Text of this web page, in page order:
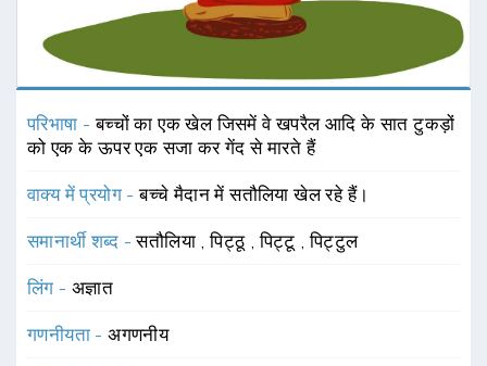
परिभाषा -बच्चों का एक खेल जिसमें वे खपरैल आदि के सात टुकड़ों
को एक के ऊपर एक सजा कर गेंद से मारते हैं
वाक्य में प्रयोग -बच्चे मैदान में सतौलिया खेल रहे हैं।
समानार्थी शब्द -सतौलिया ,पिट्ठू ,पिट्टू ,पिट्टुल
लिंग - अज्ञात
गणनीयता -अगणनीय